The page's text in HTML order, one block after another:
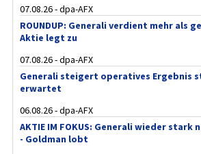
07.08.26 - dpa-AFX
ROUNDUP: Generali verdient mehr als
Aktie legt zu
07.08.26 - dpa-AFX
Generali steigert operatives Ergebnis
erwartet
06.08.26 - dpa-AFX
AKTIE IM FOKUS: Generali wieder stark
- Goldman lobt